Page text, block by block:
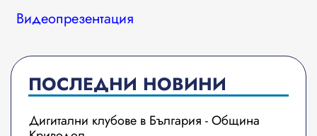
Видеопрезентация
ПОСЛЕДНИ НОВИНИ
Дигитални клубове в България - Община